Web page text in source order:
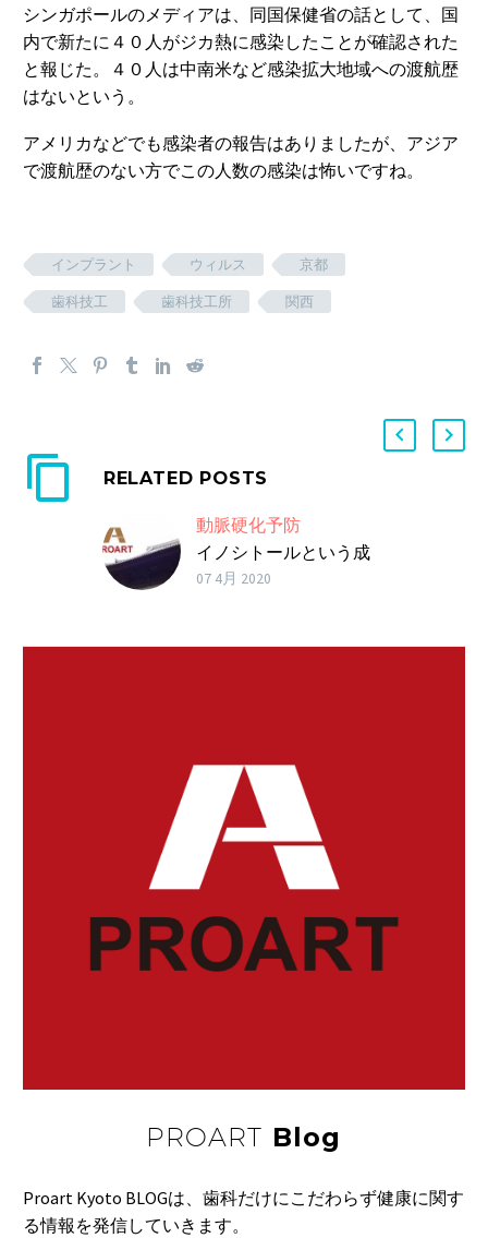
シンガポールのメディアは、同国保健省の話として、国
内で新たに４０人がジカ熱に感染したことが確認された
と報じた。４０人は中南米など感染拡大地域への渡航歴
はないという。
アメリカなどでも感染者の報告はありましたが、アジア
で渡航歴のない方でこの人数の感染は怖いですね。
インプラント ウィルス
京都
歯科技工
歯科技工所 関西
RELATED POSTS
動脈硬化予防
イノシトールという成
分は、脂肪の流れを
07 4月 2020
PROART Blog
Proart Kyoto BLOGは、歯科だけにこだわらず健康に関す
る情報を発信していきます。